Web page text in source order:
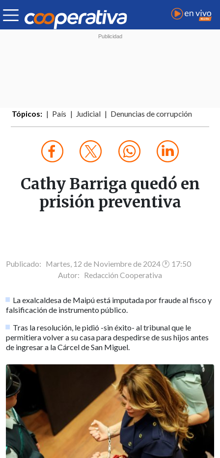
Tópicos: País Judicial Denuncias de corrupción
Cathy Barriga quedó en
prisión preventiva
Publicado: Martes, 12 de Noviembre de 2024 🕐 17:50
Autor: Redacción Cooperativa
La exalcaldesa de Maipú está imputada por fraude al fisco y
falsificación de instrumento público.
Tras la resolución, le pidió -sin éxito- al tribunal que le
permitiera volver a su casa para despedirse de sus hijos antes
de ingresar a la Cárcel de San Miguel.